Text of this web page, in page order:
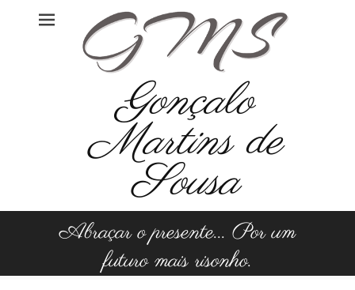
Gonçalo
Martins de
Sousa
Abraçar o presente... Por um
futuro mais risonho.